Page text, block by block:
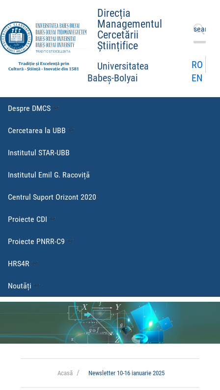
Direcția
Managementul
Cercetării
Științifice
Universitatea
Babeș-Bolyai
Caută
după:
RO
EN
Despre DMCS
Cercetarea la UBB
Institutul STAR-UBB
Institutul Emil G. Racoviță
Centrul Suport Orizont 2020
Proiecte CDI
Proiecte PNRR-C9
HRS4R
Noutăți
Acasă Newsletter 10-16 ianuarie 2025